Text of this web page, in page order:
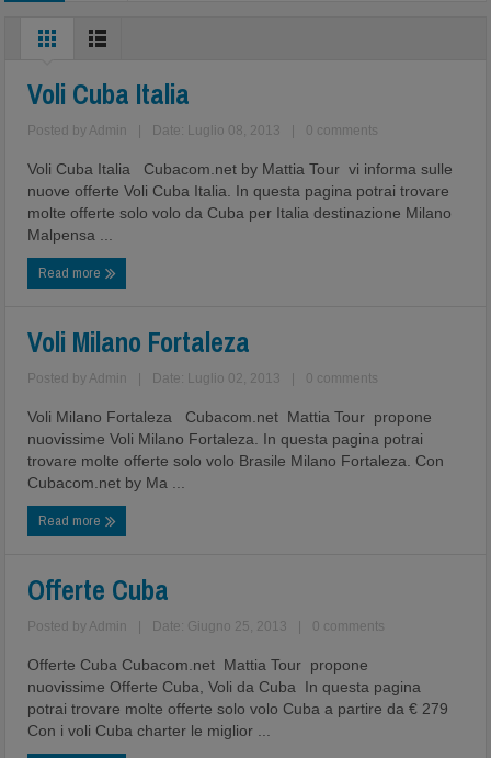
Voli Cuba Italia
Posted by Admin Date: Luglio 08, 2013 0 comments
Voli Cuba Italia Cubacom.net by Mattia Tour vi informa sulle
nuove offerte Voli Cuba Italia. In questa pagina potrai trovare
molte offerte solo volo da Cuba per Italia destinazione Milano
Malpensa ...
Read more
Voli Milano Fortaleza
Posted by Admin Date: Luglio 02, 2013 0 comments
Voli Milano Fortaleza Cubacom.net Mattia Tour propone
nuovissime Voli Milano Fortaleza. In questa pagina potrai
trovare molte offerte solo volo Brasile Milano Fortaleza. Con
Cubacom.net by Ma ...
Read more
Offerte Cuba
Posted by Admin Date: Giugno 25, 2013 0 comments
Offerte Cuba Cubacom.net Mattia Tour propone
nuovissime Offerte Cuba, Voli da Cuba In questa pagina
potrai trovare molte offerte solo volo Cuba a partire da € 279
Con i voli Cuba charter le miglior ...